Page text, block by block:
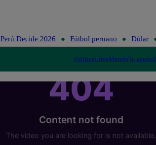
Perú Decide 2026 Fútbol peruano Dólar
PolíticaLimaMundoTe ayudo